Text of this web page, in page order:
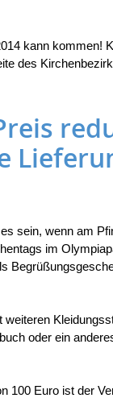
kann kommen!
des
sein, wenn am
im
oder ein
100 Euro ist der